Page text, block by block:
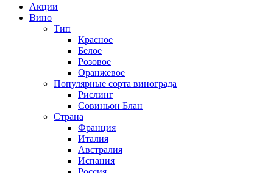
Акции
Вино
Тип
Красное
Белое
Розовое
Оранжевое
Популярные сорта винограда
Рислинг
Совиньон Блан
Страна
Франция
Италия
Австралия
Испания